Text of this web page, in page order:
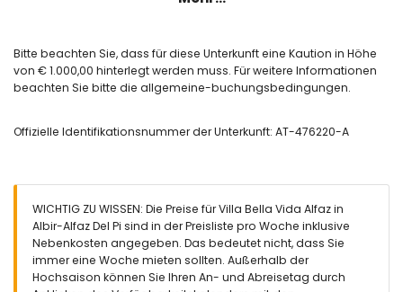
Schlafzimmer mit Klimaanlage und Doppelbett
Schlafzimmer mit Klimaanlage und 2 Einzelbetten
Eigenes Badezimmer mit Doppelwaschbecken, Badewanne,
Privater Pool mit den Maßen 8m x 4m und 2,1m tief
Garten mit Kies, Bäumen und Gartenmöbeln mit
Sonnenliegen
3 Terrassen, von denen 1 überdacht ist
Außenküche und Grill
Außendusche
Bitte beachten Sie, dass für diese Unterkunft eine Kaution in Höhe
von € 1.000,00 hinterlegt werden muss. Für weitere Informationen
beachten Sie bitte die allgemeine-buchungsbedingungen.
Offizielle Identifikationsnummer der Unterkunft: AT-476220-A
WICHTIG ZU WISSEN: Die Preise für Villa Bella Vida Alfaz in
Albir-Alfaz Del Pi sind in der Preisliste pro Woche inklusive
Nebenkosten angegeben. Das bedeutet nicht, dass Sie
immer eine Woche mieten sollten. Außerhalb der
Hochsaison können Sie Ihren An- und Abreisetag durch